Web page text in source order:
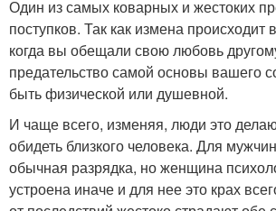
Один из самых коварных и жестоких
поступков. Так как измена происходит
когда вы обещали свою любовь
предательство самой основы вашего
быть физической или душевной.
И чаще всего, изменяя, люди это
обидеть близкого человека. Для
обычная разрядка, но женщина
устроена иначе и для нее это крах